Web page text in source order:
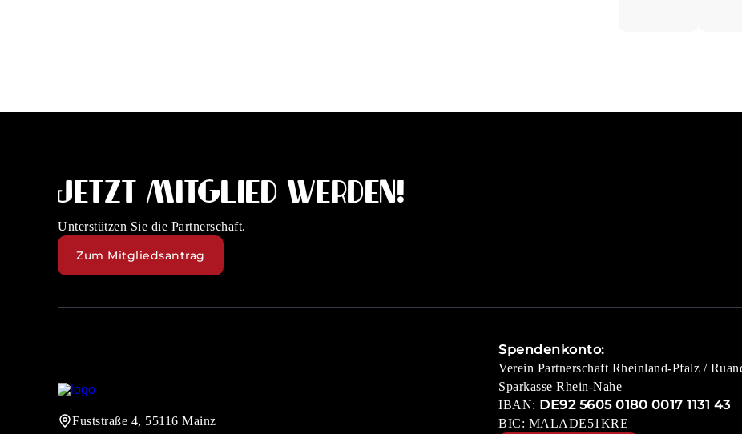
Jetzt Mitglied werden!
Unterstützen Sie die Partnerschaft.
Zum Mitgliedsantrag
Fuststraße 4, 55116 Mainz
Spendenkonto:
Verein Partnerschaft Rheinland-Pfalz /
Sparkasse Rhein-Nahe
IBAN: DE92 5605 0180 0017 1131 43
BIC: MALADE51KRE